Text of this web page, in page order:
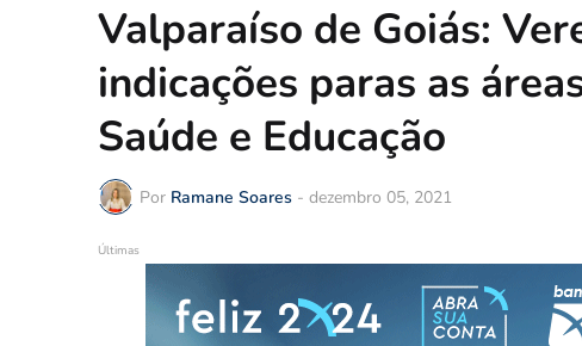
Valparaíso de Goiás:
indicações paras as
Saúde e Educação
Por Ramane Soares - dezembro 05, 2021
Últimas